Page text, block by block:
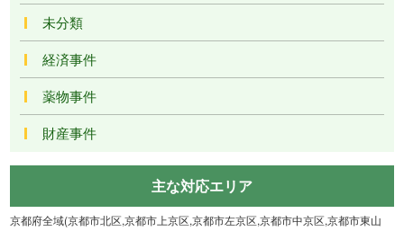
未分類
経済事件
薬物事件
財産事件
主な対応エリア
京都府全域(京都市北区,京都市上京区,京都市左京区,京都市中京区,京都市東山